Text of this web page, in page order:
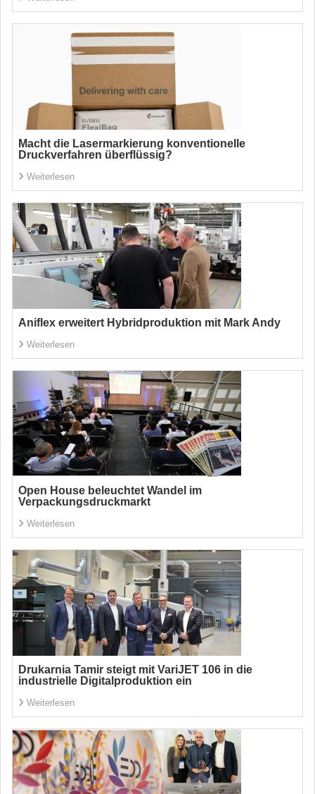
Macht die Lasermarkierung konventionelle
Druckverfahren überflüssig?
Weiterlesen
Aniflex erweitert Hybridproduktion mit Mark Andy
Weiterlesen
Open House beleuchtet Wandel im
Verpackungsdruckmarkt
Weiterlesen
Drukarnia Tamir steigt mit VariJET 106 in die
industrielle Digitalproduktion ein
Weiterlesen